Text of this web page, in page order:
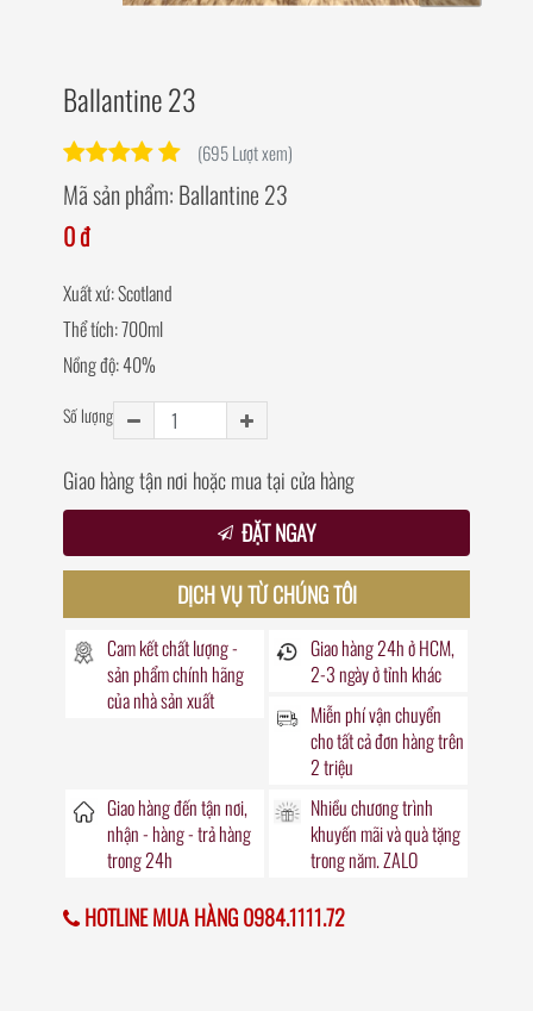
Ballantine 23
(695 Lượt xem)
Mã sản phẩm: Ballantine 23
0 đ
Xuất xứ: Scotland
Thể tích: 700ml
Nồng độ: 40%
Số lượng
Giao hàng tận nơi hoặc mua tại cửa hàng
ĐẶT NGAY
DỊCH VỤ TỪ CHÚNG TÔI
Cam kết chất lượng -
sản phẩm chính hãng
của nhà sản xuất
Giao hàng24hở HCM,
2-3 ngày ở tỉnh khác
Miễn phí vận chuyển
cho tất cả đơn hàng trên
2 triệu
Giao hàng đếntận nơi,
nhận - hàng - trả hàng
trong24h
Nhiều chương trình
khuyến mãivà quà tặng
trong năm. ZALO
HOTLINE MUA HÀNG 0984.1111.72